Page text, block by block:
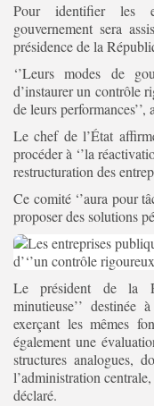
Pour identifier les
gouvernement sera
présidence de la
‘’Leurs modes de
d’instaurer un contrôle
de leurs performances’’,
Le chef de l’État
procéder à ‘’la
restructuration des
Ce comité ‘’aura pour
proposer des solutions
Le président de la
minutieuse’’ destinée
exerçant les mêmes
également une
structures analogues,
l’administration
déclaré.